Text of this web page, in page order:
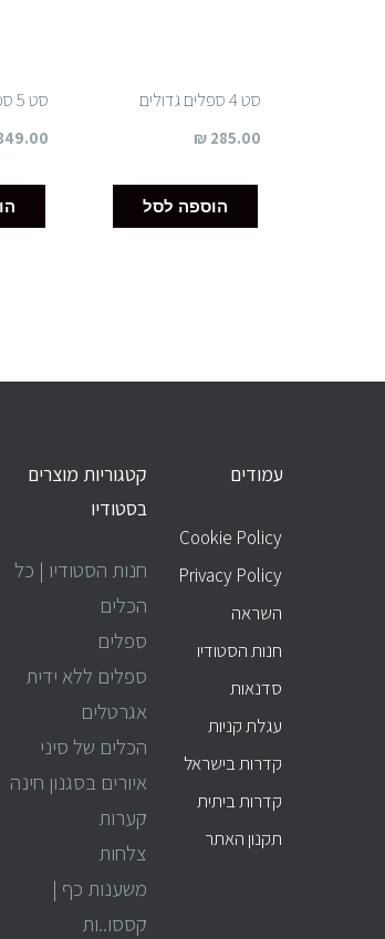
סט 4 ספלים גדולים
₪ 285.00
הוספה לסל
סט 5 ספלים גדולים
עמודים
עמודים
Cookie Policy
Privacy Policy
השראה
חנות הסטודיו
סדנאות
עגלת קניות
קדרות בישראל
קדרות ביתית
תקנון האתר
קטגוריות מוצרים
בסטודיו
חנות הסטודיו | כל
הכלים
ספלים
ספלים ללא ידית
אגרטלים
הכלים של סיני
איורים בסגנון חינה
קערות
צלחות
משענות כף |
קססו..ות